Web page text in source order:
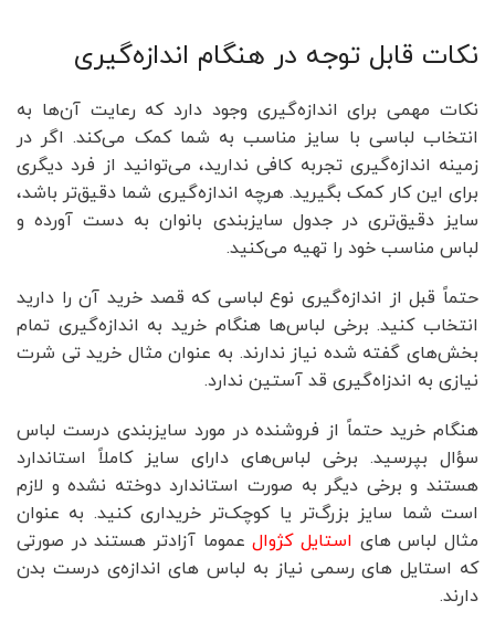
نکات قابل توجه در هنگام اندازه‌گیری
نکات مهمی برای اندازه‌گیری وجود دارد که رعایت آن‌ها به
انتخاب لباسی با سایز مناسب به شما کمک می‌کند. اگر در
زمینه اندازه‌گیری تجربه کافی ندارید، می‌توانید از فرد دیگری
برای این کار کمک بگیرید. هرچه اندازه‌گیری شما دقیق‌تر باشد،
سایز دقیق‌تری در جدول سایز‌بندی بانوان به دست آورده و
لباس مناسب خود را تهیه می‌کنید.
حتماً قبل از اندازه‌گیری نوع لباسی که قصد خرید آن را دارید
انتخاب کنید. برخی لباس‌ها هنگام خرید به اندازه‌گیری تمام
بخش‌های گفته شده نیاز ندارند. به عنوان مثال خرید تی شرت
نیازی به اندزاه‌گیری قد آستین ندارد.
هنگام خرید حتماً از فروشنده در مورد سایزبندی درست لباس
سؤال بپرسید. برخی لباس‌های دارای سایز کاملاً استاندارد
هستند و برخی دیگر به صورت استاندارد دوخته نشده و لازم
است شما سایز بزرگ‌تر یا کوچک‌تر خریداری کنید. به عنوان
مثال لباس های استایل کژوالعموما آزادتر هستند در صورتی
که استایل های رسمی نیاز به لباس های اندازه‌ی درست بدن
دارند.